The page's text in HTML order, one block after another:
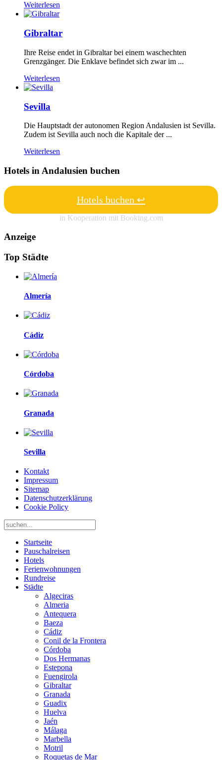
Weiterlesen
Gibraltar
Ihre Reise endet in Gibraltar bei einem waschechten
Grenzgänger. Die Enklave befindet sich zwar im ...
Weiterlesen
Sevilla
Die Hauptstadt der autonomen Region Andalusien ist Sevilla.
Zudem ist Sevilla auch noch die Kapitale der ...
Weiterlesen
Hotels in Andalusien buchen
Hotels buchen ↩
in Kooperation mit Booking.com
Anzeige
Top Städte
Almería
Cádiz
Córdoba
Granada
Sevilla
Kontakt
Impressum
Sitemap
Datenschutzerklärung
Cookie Policy
Startseite
Pauschalreisen
Hotels
Ferienwohnungen
Rundreise
Städte
Algeciras
Almeria
Antequera
Baeza
Cádiz
Conil de la Frontera
Córdoba
Dos Hermanas
Estepona
Fuengirola
Gibraltar
Granada
Guadix
Huelva
Jaén
Málaga
Marbella
Motril
Roquetas de Mar